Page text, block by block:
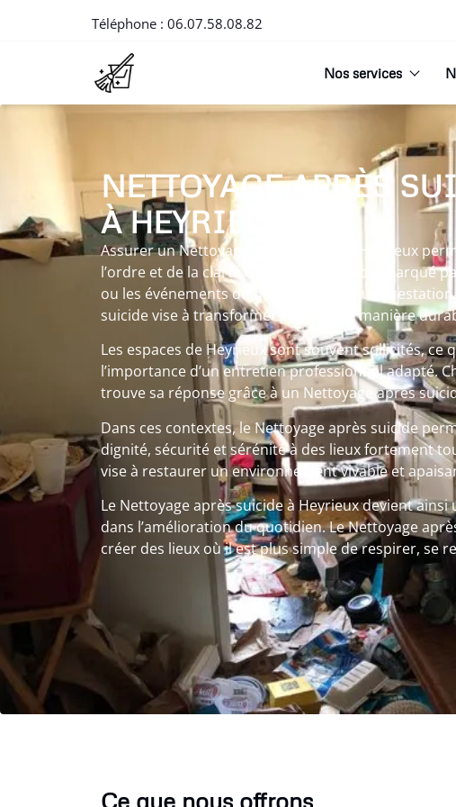
Téléphone : 06.07.58.08.82
Nos services
NETTOYAGE APRÈS
À HEYRIEUX
Assurer un Nettoyage après suicide à Heyrieux
l’ordre et de la clarté dans un lieu parfois marqué
ou les événements du quotidien. Chaque
suicide vise à transformer l’espace de manière
Les espaces de Heyrieux sont souvent sollicités, ce
l’importance d’un entretien professionnel adapté.
trouve sa réponse grâce à un Nettoyage après
Dans ces contextes, le Nettoyage après suicide
dignité, sécurité et sérénité à des lieux fortement
vise à restaurer un environnement vivable et
Le Nettoyage après suicide à Heyrieux devient
dans l’amélioration du quotidien. Le Nettoyage
créer des lieux où il est plus simple de respirer, se
Ce que nous offrons